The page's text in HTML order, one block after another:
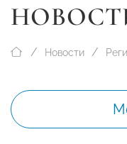
Новости